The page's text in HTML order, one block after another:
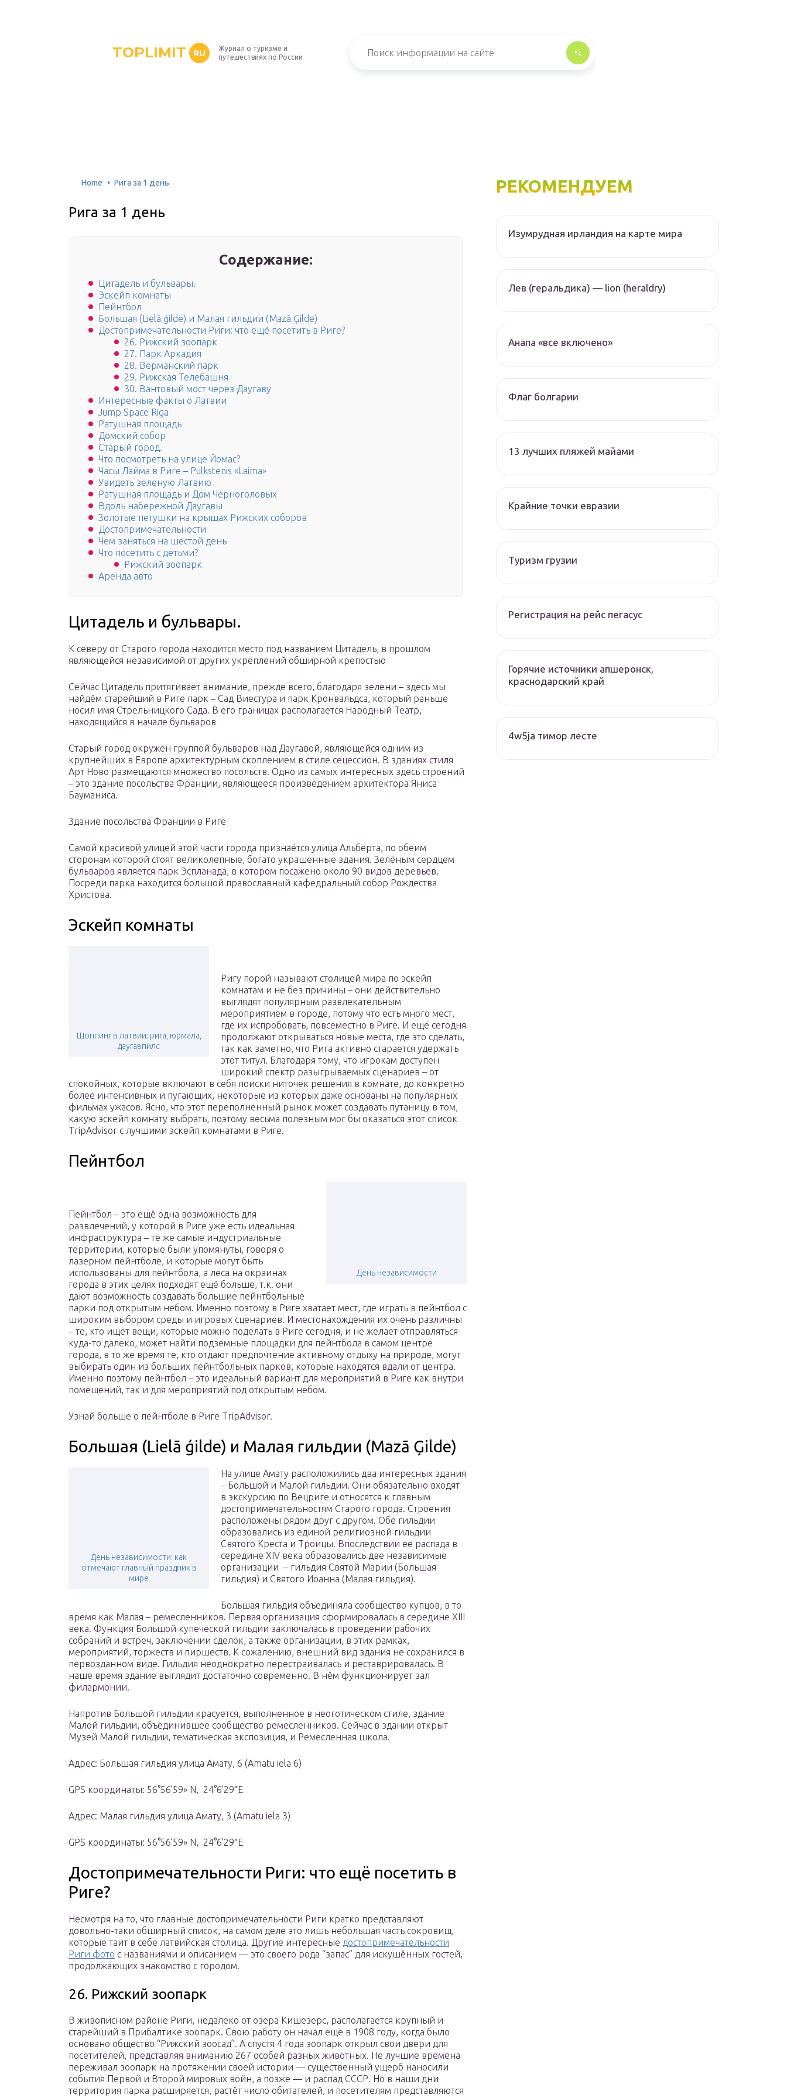
TOPLIMIT RU
Журнал о туризме и
путешествиях по России
Home Рига за 1 день
Рига за 1 день
Содержание:
Цитадель и бульвары.
Эскейп комнаты
Пейнтбол
Большая (Lielā ģilde) и Малая гильдии (Mazā Ģilde)
Достопримечательности Риги: что ещё посетить в Риге?
26. Рижский зоопарк
27. Парк Аркадия
28. Верманский парк
29. Рижская Телебашня
30. Вантовый мост через Даугаву
Интересные факты о Латвии
Jump Space Riga
Ратушная площадь
Домский собор
Старый город.
Что посмотреть на улице Йомас?
Часы Лайма в Риге – Pulkstenis «Laima»
Увидеть зеленую Латвию
Ратушная площадь и Дом Черноголовых
Вдоль набережной Даугавы
Золотые петушки на крышах Рижских соборов
Достопримечательности
Чем заняться на шестой день
Что посетить с детьми?
Рижский зоопарк
Аренда авто
Цитадель и бульвары.
К северу от Старого города находится место под названием Цитадель, в прошлом
являющейся независимой от других укреплений обширной крепостью
Сейчас Цитадель притягивает внимание, прежде всего, благодаря зелени – здесь мы
найдём старейший в Риге парк – Сад Виестура и парк Кронвальдса, который раньше
носил имя Стрельницкого Сада. В его границах располагается Народный Театр,
находящийся в начале бульваров
Старый город окружён группой бульваров над Даугавой, являющейся одним из
крупнейших в Европе архитектурным скоплением в стиле сецессион. В зданиях стиля
Арт Ново размещаются множество посольств. Одно из самых интересных здесь строений
– это здание посольства Франции, являющееся произведением архитектора Яниса
Бауманиса.
Здание посольства Франции в Риге
Самой красивой улицей этой части города признаётся улица Альберта, по обеим
сторонам которой стоят великолепные, богато украшенные здания. Зелёным сердцем
бульваров является парк Эспланада, в котором посажено около 90 видов деревьев.
Посреди парка находится большой православный кафедральный собор Рождества
Христова.
Эскейп комнаты
Шоппинг в латвии: рига, юрмала,
даугавпилс
Ригу порой называют столицей мира по эскейп
комнатам и не без причины – они действительно
выглядят популярным развлекательным
мероприятием в городе, потому что есть много мест,
где их испробовать, повсеместно в Риге. И ещё сегодня
продолжают открываться новые места, где это сделать,
так как заметно, что Рига активно старается удержать
этот титул. Благодаря тому, что игрокам доступен
широкий спектр разыгрываемых сценариев – от
спокойных, которые включают в себя поиски ниточек решения в комнате, до конкретно
более интенсивных и пугающих, некоторые из которых даже основаны на популярных
фильмах ужасов. Ясно, что этот переполненный рынок может создавать путаницу в том,
какую эскейп комнату выбрать, поэтому весьма полезным мог бы оказаться этот список
TripAdvisor с лучшими эскейп комнатами в Риге.
Пейнтбол
День независимости
Пейнтбол – это ещё одна возможность для
развлечений, у которой в Риге уже есть идеальная
инфраструктура – те же самые индустриальные
территории, которые были упомянуты, говоря о
лазерном пейнтболе, и которые могут быть
использованы для пейнтбола, а леса на окраинах
города в этих целях подходят ещё больше, т.к. они
дают возможность создавать большие пейнтбольные
парки под открытым небом. Именно поэтому в Риге хватает мест, где играть в пейнтбол с
широким выбором среды и игровых сценариев. И местонахождения их очень различны
– те, кто ищет вещи, которые можно поделать в Риге сегодня, и не желает отправляться
куда-то далеко, может найти подземные площадки для пейнтбола в самом центре
города, в то же время те, кто отдают предпочтение активному отдыху на природе, могут
выбирать один из больших пейнтбольных парков, которые находятся вдали от центра.
Именно поэтому пейнтбол – это идеальный вариант для мероприятий в Риге как внутри
помещений, так и для мероприятий под открытым небом.
Узнай больше о пейнтболе в Риге TripAdvisor.
Большая (Lielā ģilde) и Малая гильдии (Mazā Ģilde)
День независимости: как
отмечают главный праздник в
мире
На улице Амату расположились два интересных здания
– Большой и Малой гильдии. Они обязательно входят
в экскурсию по Вецриге и относятся к главным
достопримечательностям Старого города. Строения
расположены рядом друг с другом. Обе гильдии
образовались из единой религиозной гильдии
Святого Креста и Троицы. Впоследствии ее распада в
середине XIV века образовались две независимые
организации – гильдия Святой Марии (Большая
гильдия) и Святого Иоанна (Малая гильдия).
Большая гильдия объединяла сообщество купцов, в то
время как Малая – ремесленников. Первая организация сформировалась в середине XIII
века. Функция Большой купеческой гильдии заключалась в проведении рабочих
собраний и встреч, заключении сделок, а также организации, в этих рамках,
мероприятий, торжеств и пиршеств. К сожалению, внешний вид здания не сохранился в
первозданном виде. Гильдия неоднократно перестраивалась и реставрировалась. В
наше время здание выглядит достаточно современно. В нём функционирует зал
филармонии.
Напротив Большой гильдии красуется, выполненное в неоготическом стиле, здание
Малой гильдии, объединившее сообщество ремесленников. Сейчас в здании открыт
Музей Малой гильдии, тематическая экспозиция, и Ремесленная школа.
Адрес: Большая гильдия улица Амату, 6 (Amatu iela 6)
GPS координаты: 56°56’59» N, 24°6’29″Е
Адрес: Малая гильдия улица Амату, 3 (Amatu iela 3)
GPS координаты: 56°56’59» N, 24°6’29″Е
Достопримечательности Риги: что ещё посетить в
Риге?
Несмотря на то, что главные достопримечательности Риги кратко представляют
довольно-таки обширный список, на самом деле это лишь небольшая часть сокровищ,
которые таит в себе латвийская столица. Другие интересные достопримечательности
Риги фото с названиями и описанием — это своего рода “запас” для искушённых гостей,
продолжающих знакомство с городом.
26. Рижский зоопарк
В живописном районе Риги, недалеко от озера Кишезерс, располагается крупный и
старейший в Прибалтике зоопарк. Свою работу он начал ещё в 1908 году, когда было
основано общество “Рижский зоосад”. А спустя 4 года зоопарк открыл свои двери для
посетителей, представляя вниманию 267 особей разных животных. Не лучшие времена
переживал зоопарк на протяжении своей истории — существенный ущерб наносили
события Первой и Второй мировых войн, а позже — и распад СССР. Но в наши дни
территория парка расширяется, растёт число обитателей, и посетителям представляются
РЕКОМЕНДУЕМ
Изумрудная ирландия на карте мира
Лев (геральдика) — lion (heraldry)
Анапа «все включено»
Флаг болгарии
13 лучших пляжей майами
Крайние точки евразии
Туризм грузии
Регистрация на рейс пегасус
Горячие источники апшеронск,
краснодарский край
4w5ja тимор лесте